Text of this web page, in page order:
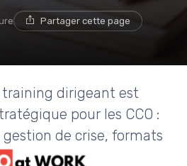
Partager cette page
dirigeant est
pour les CCO :
de crise, formats